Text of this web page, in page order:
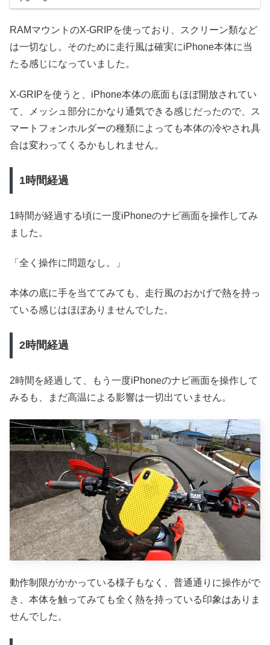
RAMマウントのX-GRIPを使っており、スクリーン類など
は一切なし。そのために走行風は確実にiPhone本体に当
たる感じになっていました。
X-GRIPを使うと、iPhone本体の底面もほぼ開放されてい
て、メッシュ部分にかなり通気できる感じだったので、ス
マートフォンホルダーの種類によっても本体の冷やされ具
合は変わってくるかもしれません。
1時間経過
1時間が経過する頃に一度iPhoneのナビ画面を操作してみ
ました。
「全く操作に問題なし。」
本体の底に手を当ててみても、走行風のおかげで熱を持っ
ている感じはほぼありませんでした。
2時間経過
2時間を経過して、もう一度iPhoneのナビ画面を操作して
みるも、まだ高温による影響は一切出ていません。
動作制限がかかっている様子もなく、普通通りに操作がで
き、本体を触ってみても全く熱を持っている印象はありま
せんでした。